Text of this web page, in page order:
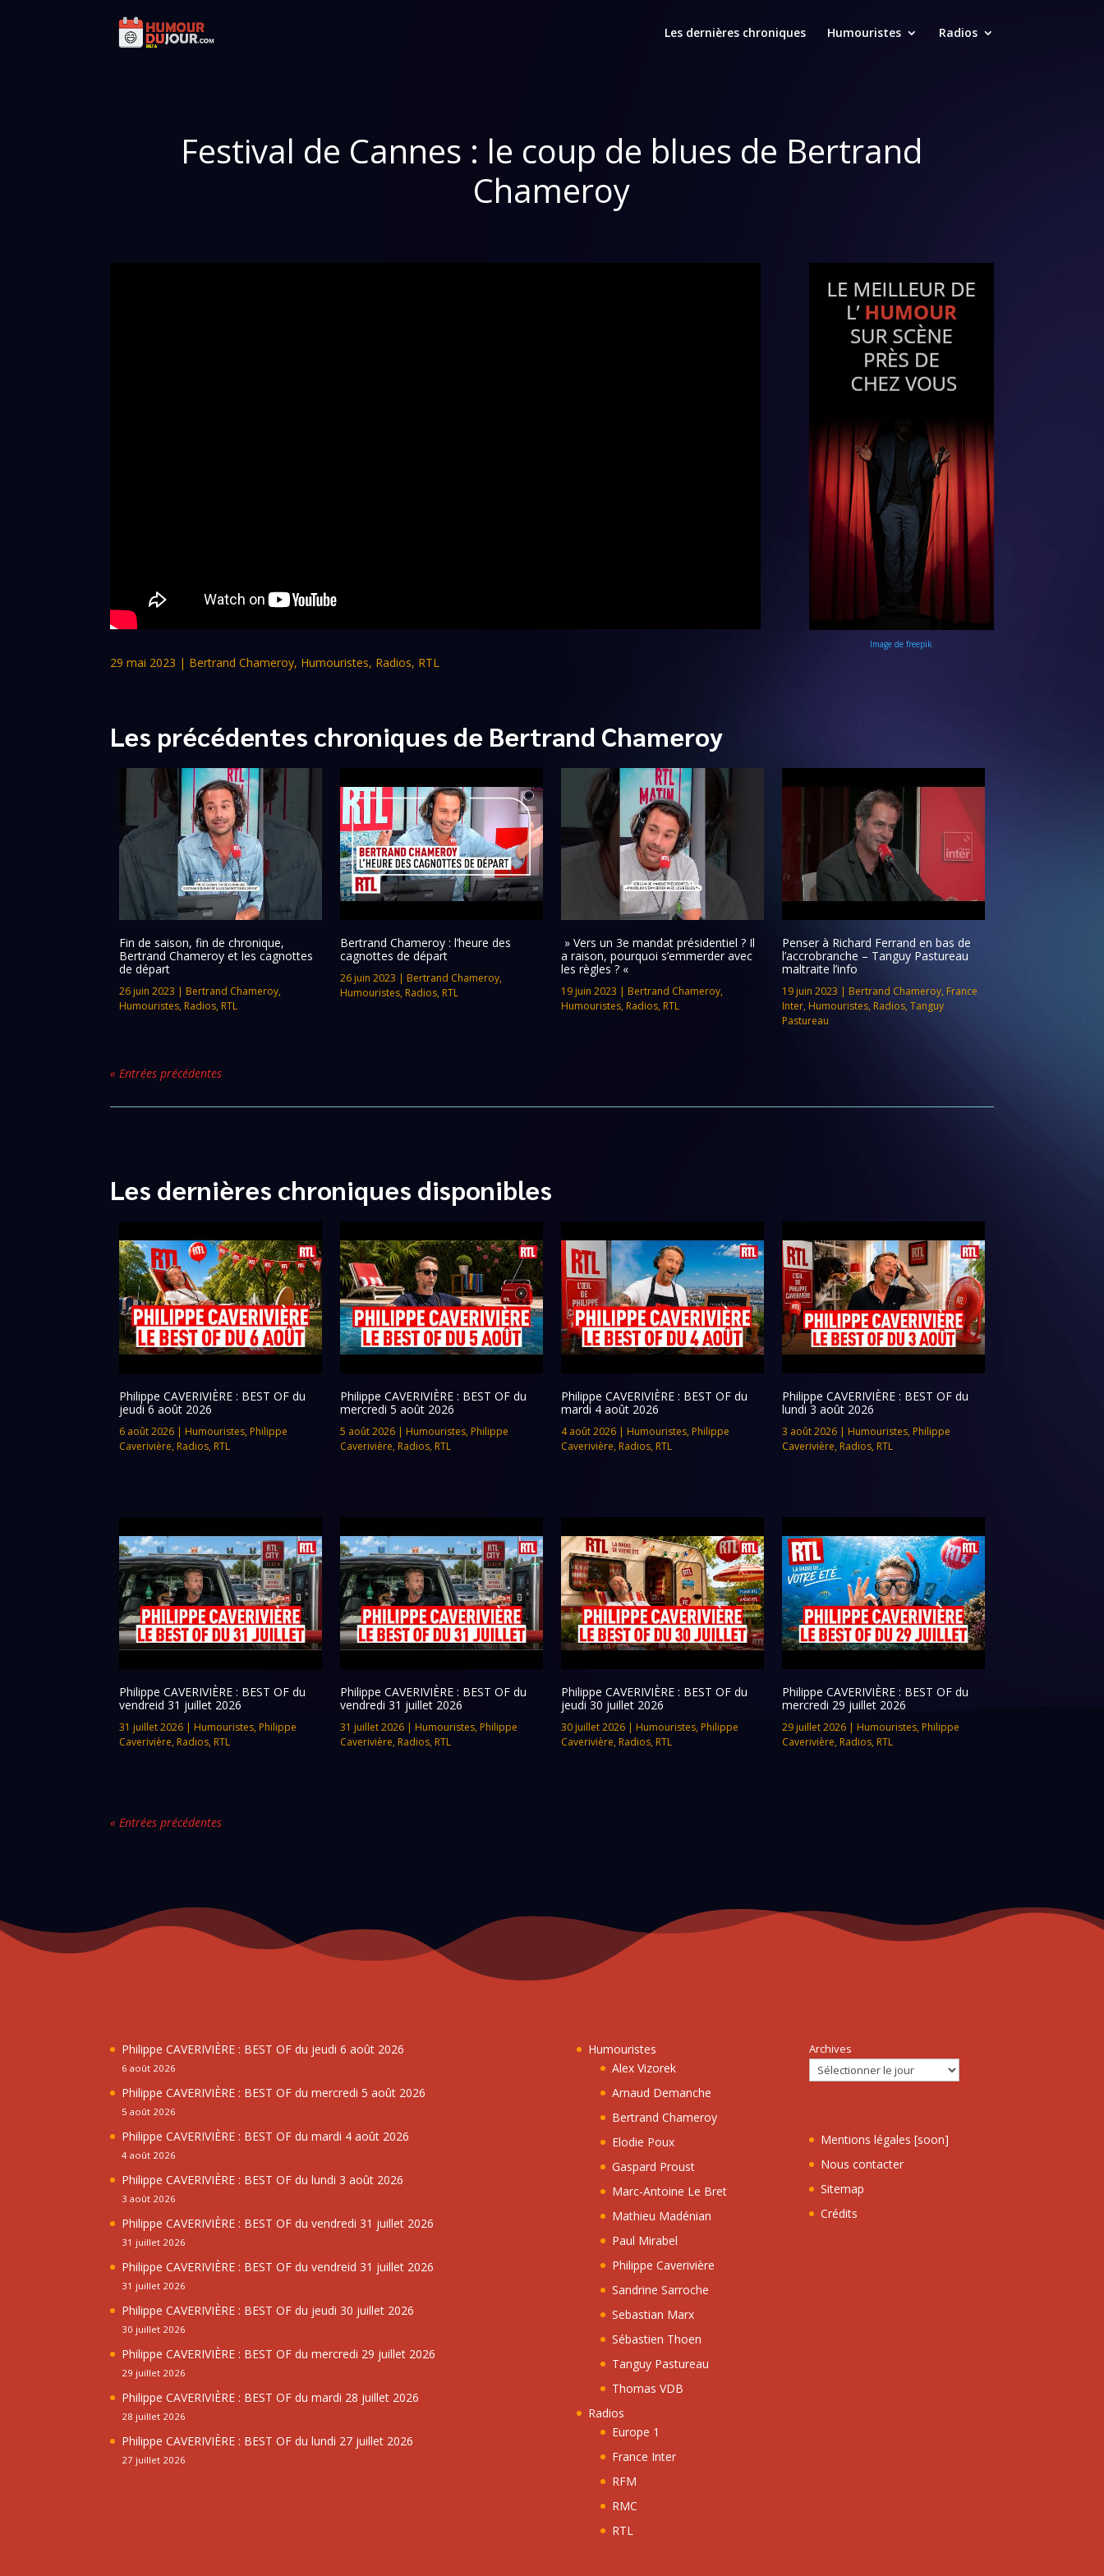
Les dernières chroniques Humouristes Radios
Festival de Cannes : le coup de blues de Bertrand
Chameroy
29 mai 2023 | Bertrand Chameroy, Humouristes, Radios, RTL
Image de freepik
Les précédentes chroniques de Bertrand Chameroy
Fin de saison, fin de chronique,
Bertrand Chameroy et les cagnottes
de départ
26 juin 2023 | Bertrand Chameroy,
Humouristes, Radios, RTL
Bertrand Chameroy : l’heure des
cagnottes de départ
26 juin 2023 | Bertrand Chameroy,
Humouristes, Radios, RTL
» Vers un 3e mandat présidentiel ? Il
a raison, pourquoi s’emmerder avec
les règles ? «
19 juin 2023 | Bertrand Chameroy,
Humouristes, Radios, RTL
Penser à Richard Ferrand en bas de
l’accrobranche – Tanguy Pastureau
maltraite l’info
19 juin 2023 | Bertrand Chameroy, France
Inter, Humouristes, Radios, Tanguy
Pastureau
« Entrées précédentes
Les dernières chroniques disponibles
Philippe CAVERIVIÈRE : BEST OF du
jeudi 6 août 2026
6 août 2026 | Humouristes, Philippe
Caverivière, Radios, RTL
Philippe CAVERIVIÈRE : BEST OF du
mercredi 5 août 2026
5 août 2026| Humouristes, Philippe
Caverivière, Radios, RTL
Philippe CAVERIVIÈRE : BEST OF du
mardi 4 août 2026
4 août 2026| Humouristes, Philippe
Caverivière, Radios, RTL
Philippe CAVERIVIÈRE : BEST OF du
lundi 3 août 2026
3 août 2026| Humouristes, Philippe
Caverivière, Radios, RTL
Philippe CAVERIVIÈRE : BEST OF du
vendreid 31 juillet 2026
31 juillet 2026 | Humouristes, Philippe
Caverivière, Radios, RTL
Philippe CAVERIVIÈRE : BEST OF du
vendredi 31 juillet 2026
31 juillet 2026| Humouristes, Philippe
Caverivière, Radios, RTL
Philippe CAVERIVIÈRE : BEST OF du
jeudi 30 juillet 2026
30 juillet 2026| Humouristes, Philippe
Caverivière, Radios, RTL
Philippe CAVERIVIÈRE : BEST OF du
mercredi 29 juillet 2026
29 juillet 2026| Humouristes, Philippe
Caverivière, Radios, RTL
« Entrées précédentes
Philippe CAVERIVIÈRE : BEST OF du jeudi 6 août 2026
6 août 2026
Philippe CAVERIVIÈRE : BEST OF du mercredi 5 août 2026
5 août 2026
Philippe CAVERIVIÈRE : BEST OF du mardi 4 août 2026
4 août 2026
Philippe CAVERIVIÈRE : BEST OF du lundi 3 août 2026
3 août 2026
Philippe CAVERIVIÈRE : BEST OF du vendredi 31 juillet 2026
31 juillet 2026
Philippe CAVERIVIÈRE : BEST OF du vendreid 31 juillet 2026
31 juillet 2026
Philippe CAVERIVIÈRE : BEST OF du jeudi 30 juillet 2026
30 juillet 2026
Philippe CAVERIVIÈRE : BEST OF du mercredi 29 juillet 2026
29 juillet 2026
Philippe CAVERIVIÈRE : BEST OF du mardi 28 juillet 2026
28 juillet 2026
Philippe CAVERIVIÈRE : BEST OF du lundi 27 juillet 2026
27 juillet 2026
Humouristes
Alex Vizorek
Arnaud Demanche
Bertrand Chameroy
Elodie Poux
Gaspard Proust
Marc-Antoine Le Bret
Mathieu Madénian
Paul Mirabel
Philippe Caverivière
Sandrine Sarroche
Sebastian Marx
Sébastien Thoen
Tanguy Pastureau
Thomas VDB
Radios
Europe 1
France Inter
RFM
RMC
RTL
Archives
Mentions légales [soon]
Nous contacter
Sitemap
Crédits